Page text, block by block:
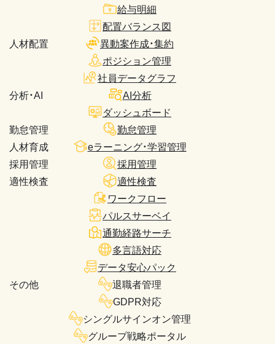
給与明細
人材配置
配置バランス図
異動案作成・集約
ポジション管理
分析・AI
社員データグラフ
AI分析
ダッシュボード
勤怠管理
勤怠管理
人材育成
eラーニング・学習管理
採用管理
採用管理
適性検査
適性検査
その他
ワークフロー
パルスサーベイ
通勤経路サーチ
多言語対応
データ安心パック
退職者管理
GDPR対応
シングルサインオン管理
グループ戦略ポータル